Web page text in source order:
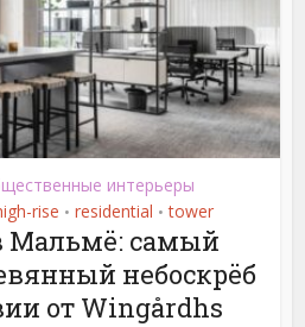
интерьеры
rise • residential • tower
Мальмё: самый
небоскрёб
от Wingårdhs